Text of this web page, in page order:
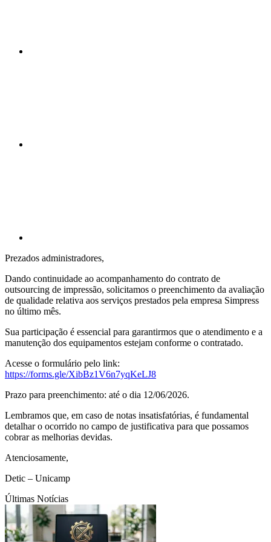
Prezados administradores,
Dando continuidade ao acompanhamento do contrato de
outsourcing de impressão, solicitamos o preenchimento da avaliação
de qualidade relativa aos serviços prestados pela empresa Simpress
no último mês.
Sua participação é essencial para garantirmos que o atendimento e a
manutenção dos equipamentos estejam conforme o contratado.
Acesse o formulário pelo link:
https://forms.gle/XibBz1V6n7yqKeLJ8
Prazo para preenchimento: até o dia 12/06/2026.
Lembramos que, em caso de notas insatisfatórias, é fundamental
detalhar o ocorrido no campo de justificativa para que possamos
cobrar as melhorias devidas.
Atenciosamente,
Detic – Unicamp
Últimas Notícias